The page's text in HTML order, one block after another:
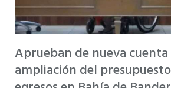
Aprueban de nueva cuenta
ampliación del